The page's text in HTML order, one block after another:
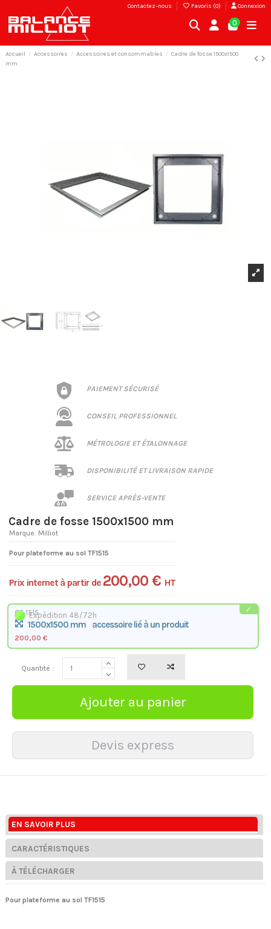
Contactez-nous Favoris (0) Connexion
0
Accueil Accessoires Accessoires et consommables
Cadre de fosse 1500x1500
mm
PAIEMENT SÉCURISÉ
CONSEIL PROFESSIONNEL
MÉTROLOGIE ET ÉTALONNAGE
DISPONIBILITÉ ET LIVRAISON RAPIDE
SERVICE APRÈS-VENTE
Cadre de fosse 1500x1500 mm
Marque: Milliot
Pour plateforme au sol TF1515
Prix internet à partir de 200,00 € HT
CF-1515
1500x1500 mm accessoire lié à un produit
200,00 €
Expédition 48/72h
Quantité :
EN SAVOIR PLUS
CARACTÉRISTIQUES
À TÉLÉCHARGER
Pour plateforme au sol TF1515